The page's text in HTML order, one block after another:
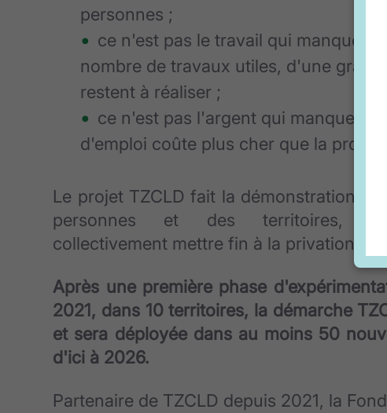
personnes ;
ce n'est pas le travail qui manque,
nombre de travaux utiles, d'une
restent à réaliser ;
ce n'est pas l'argent qui manque, la
d'emploi coûte plus cher que la
Le projet TZCLD fait la démonstration,
personnes et des territoires,
collectivement mettre fin à la privation
Après une première phase
2021, dans 10 territoires, la démarche
et sera déployée dans au moins 50
d'ici à 2026.
Partenaire de TZCLD depuis 2021, la